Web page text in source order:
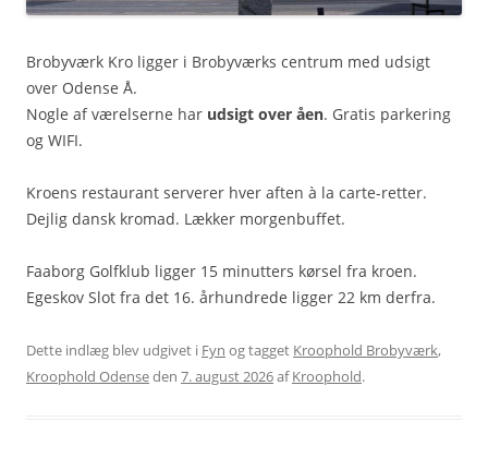
Brobyværk Kro ligger i Brobyværks centrum med udsigt
over Odense Å.
Nogle af værelserne har udsigt over åen. Gratis parkering
og WIFI.
Kroens restaurant serverer hver aften à la carte-retter.
Dejlig dansk kromad. Lækker morgenbuffet.
Faaborg Golfklub ligger 15 minutters kørsel fra kroen.
Egeskov Slot fra det 16. århundrede ligger 22 km derfra.
Dette indlæg blev udgivet i Fyn og tagget Kroophold Brobyværk,
Kroophold Odenseden 7. august 2026afKroophold.